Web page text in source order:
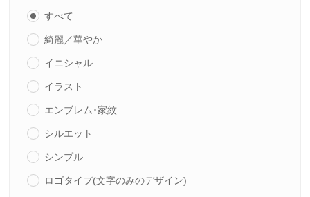
すべて
綺麗／華やか
イニシャル
イラスト
エンブレム･家紋
シルエット
シンプル
ロゴタイプ(文字のみのデザイン)